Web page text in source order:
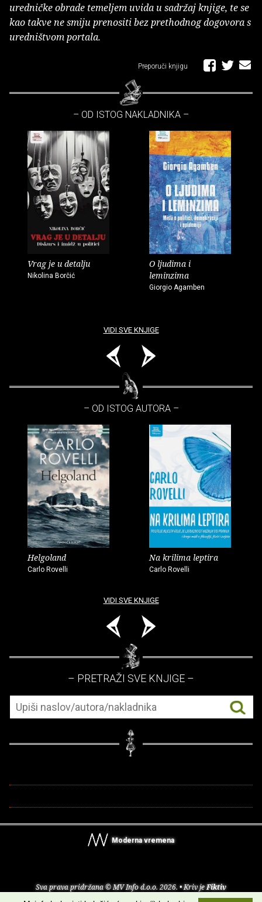
uredničke obrade temeljem uvida u sadržaj knjige, te se
kao takve ne smiju prenositi bez prethodnog dogovora s
uredništvom portala.
Preporuči knjigu
– OD ISTOG NAKLADNIKA –
Vrag je u detalju
Nikolina Borčić
O ljudima i
leminzima
Giorgio Agamben
VIDI SVE KNJIGE
– OD ISTOG AUTORA –
Helgoland
Carlo Rovelli
Na krilima leptira
Carlo Rovelli
VIDI SVE KNJIGE
– PRETRAŽI SVE KNJIGE –
Moderna vremena
Sva prava pridržana © MV Info d.o.o. 2026. • Kriv jeFiktiv